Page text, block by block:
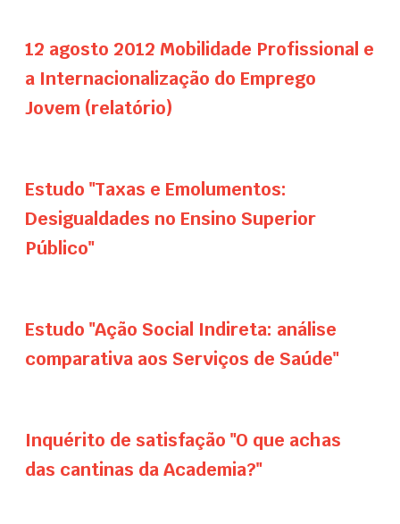
12 agosto 2012 Mobilidade Profissional e
a Internacionalização do Emprego
Jovem (relatório)
Estudo "Taxas e Emolumentos:
Desigualdades no Ensino Superior
Público"
Estudo "Ação Social Indireta: análise
comparativa aos Serviços de Saúde"
Inquérito de satisfação "O que achas
das cantinas da Academia?"